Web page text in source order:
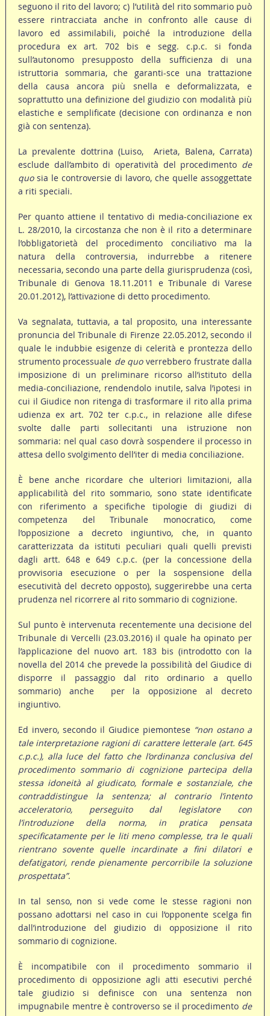
seguono il rito del lavoro; c) l’utilità del rito sommario può
essere rintracciata anche in confronto alle cause di
lavoro ed assimilabili, poiché la introduzione della
procedura ex art. 702 bis e segg. c.p.c. si fonda
sull’autonomo presupposto della sufficienza di una
istruttoria sommaria, che garanti-sce una trattazione
della causa ancora più snella e deformalizzata, e
soprattutto una definizione del giudizio con modalità più
elastiche e semplificate (decisione con ordinanza e non
già con sentenza).
La prevalente dottrina (Luiso, Arieta, Balena, Carrata)
esclude dall’ambito di operatività del procedimento de
quosia le controversie di lavoro, che quelle assoggettate
a riti speciali.
Per quanto attiene il tentativo di media-conciliazione ex
L. 28/2010, la circostanza che non è il rito a determinare
l’obbligatorietà del procedimento conciliativo ma la
natura della controversia, indurrebbe a ritenere
necessaria, secondo una parte della giurisprudenza (così,
Tribunale di Genova 18.11.2011 e Tribunale di Varese
20.01.2012), l’attivazione di detto procedimento.
Va segnalata, tuttavia, a tal proposito, una interessante
pronuncia del Tribunale di Firenze 22.05.2012, secondo il
quale le indubbie esigenze di celerità e prontezza dello
strumento processuale de quoverrebbero frustrate dalla
imposizione di un preliminare ricorso all’istituto della
media-conciliazione, rendendolo inutile, salva l’ipotesi in
cui il Giudice non ritenga di trasformare il rito alla prima
udienza ex art. 702 ter c.p.c., in relazione alle difese
svolte dalle parti sollecitanti una istruzione non
sommaria: nel qual caso dovrà sospendere il processo in
attesa dello svolgimento dell’iter di media conciliazione.
È bene anche ricordare che ulteriori limitazioni, alla
applicabilità del rito sommario, sono state identificate
con riferimento a specifiche tipologie di giudizi di
competenza del Tribunale monocratico, come
l’opposizione a decreto ingiuntivo, che, in quanto
caratterizzata da istituti peculiari quali quelli previsti
dagli artt. 648 e 649 c.p.c. (per la concessione della
provvisoria esecuzione o per la sospensione della
esecutività del decreto opposto), suggerirebbe una certa
prudenza nel ricorrere al rito sommario di cognizione.
Sul punto è intervenuta recentemente una decisione del
Tribunale di Vercelli (23.03.2016) il quale ha opinato per
l’applicazione del nuovo art. 183 bis (introdotto con la
novella del 2014 che prevede la possibilità del Giudice di
disporre il passaggio dal rito ordinario a quello
sommario) anche per la opposizione al decreto
ingiuntivo.
Ed invero, secondo il Giudice piemontese “non ostano a
tale interpretazione ragioni di carattere letterale (art. 645
c.p.c.), alla luce del fatto che l’ordinanza conclusiva del
procedimento sommario di cognizione partecipa della
stessa idoneità al giudicato, formale e sostanziale, che
contraddistingue la sentenza; al contrario l’intento
acceleratorio, perseguito dal legislatore con
l’introduzione della norma, in pratica pensata
specificatamente per le liti meno complesse, tra le quali
rientrano sovente quelle incardinate a fini dilatori e
defatigatori, rende pienamente percorribile la soluzione
prospettata”.
In tal senso, non si vede come le stesse ragioni non
possano adottarsi nel caso in cui l’opponente scelga fin
dall’introduzione del giudizio di opposizione il rito
sommario di cognizione.
È incompatibile con il procedimento sommario il
procedimento di opposizione agli atti esecutivi perché
tale giudizio si definisce con una sentenza non
impugnabile mentre è controverso se il procedimento de